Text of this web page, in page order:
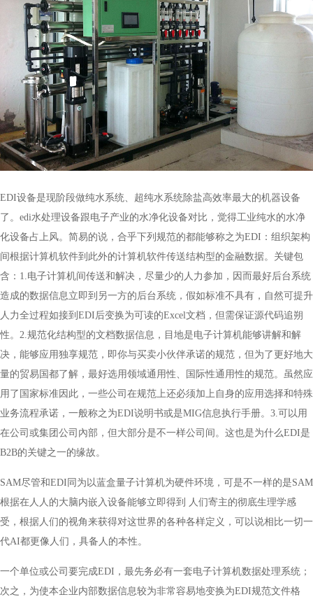
EDI设备是现阶段做纯水系统、超纯水系统除盐高效率最大的机器设备
了。edi水处理设备跟电子产业的水净化设备对比，觉得工业纯水的水净
化设备占上风。简易的说，合乎下列规范的都能够称之为EDI：组织架构
间根据计算机软件到此外的计算机软件传送结构型的金融数据。关键包
含：1.电子计算机间传送和解决，尽量少的人力参加，因而最好后台系统
造成的数据信息立即到另一方的后台系统，假如标准不具有，自然可提升
人力全过程如接到EDI后变换为可读的Excel文档，但需保证源代码追朔
性。2.规范化结构型的文档数据信息，目地是电子计算机能够讲解和解
决，能够应用独享规范，即你与买卖小伙伴承诺的规范，但为了更好地大
量的贸易国都了解，最好选用领域通用性、国际性通用性的规范。虽然应
用了国家标准因此，一些公司在规范上还必须加上自身的应用选择和特殊
业务流程承诺，一般称之为EDI说明书或是MIG信息执行手册。3.可以用
在公司或集团公司內部，但大部分是不一样公司间。这也是为什么EDI是
B2B的关键之一的缘故。
SAM尽管和EDI同为以蓝盒量子计算机为硬件环境，可是不一样的是SAM
根据在人人的大脑内嵌入设备能够立即得到 人们寄主的彻底生理学感
受，根据人们的视角来获得对这世界的各种各样定义，可以说相比一切一
代AI都更像人们，具备人的本性。
一个单位或公司要完成EDI，最先务必有一套电子计算机数据处理系统；
次之，为使本企业内部数据信息较为非常容易地变换为EDI规范文件格